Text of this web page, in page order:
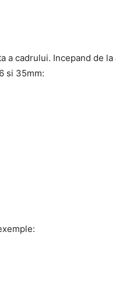
cadrului. Incepand de la
si 35mm: